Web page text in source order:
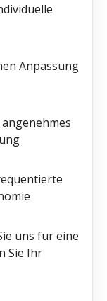
Anpassung
uns für eine
Sie Ihr